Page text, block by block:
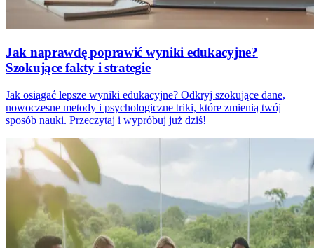
Jak naprawdę poprawić wyniki edukacyjne?
Szokujące fakty i strategie
Jak osiągać lepsze wyniki edukacyjne? Odkryj szokujące dane,
nowoczesne metody i psychologiczne triki, które zmienią twój
sposób nauki. Przeczytaj i wypróbuj już dziś!